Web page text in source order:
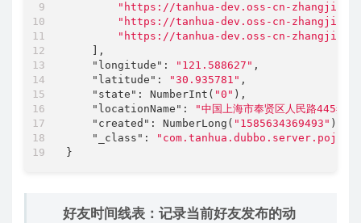
"https://tanhua-dev.oss-cn-
"https://tanhua-dev.oss-cn-
"https://tanhua-dev.oss-cn-
    ],
"longitude" : "121.588627" ,
"latitude" : "30.935781" ,
"state" : NumberInt( "0" ),
"locationName" : "中国上海市奉贤区人民路445弄"
"created" : NumberLong( "1585634369493" ),
"_class" :
好友时间线表：记录当前好友发布的动